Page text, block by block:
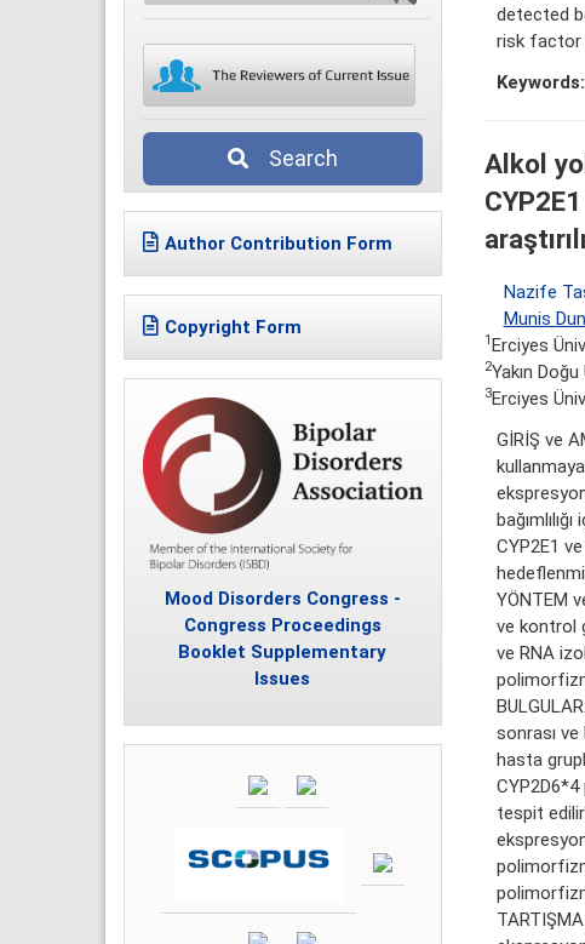
Search
Author Contribution Form
Copyright Form
Mood Disorders Congress -
Congress Proceedings
Booklet Supplementary
Issues
detected
risk factor
Keywords:
Alkol
Nazife
Munis
1Erciyes
2Yakın
3Erciyes
GİRİŞ ve
CYP2E1
YÖNTEM
ve kontrol
ve RNA
sonrası ve
hasta
tespit